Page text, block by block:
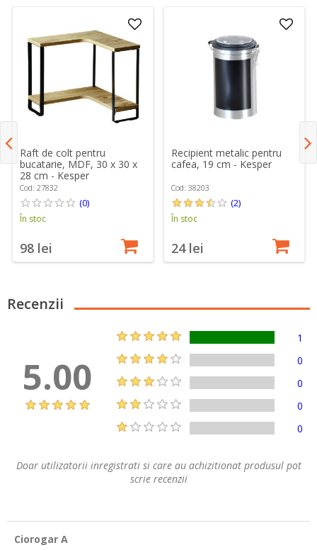
Raft de colt pentru
bucatarie, MDF, 30 x 30 x
28 cm - Kesper
Cod: 27832
(0)
În stoc
98 lei
Recipient metalic pentru
cafea, 19 cm - Kesper
Cod: 38203
(2)
În stoc
24 lei
Recenzii
5.00
1
0
0
0
0
Doar utilizatorii inregistrati si care au achizitionat produsul pot
scrie recenzii
Ciorogar A